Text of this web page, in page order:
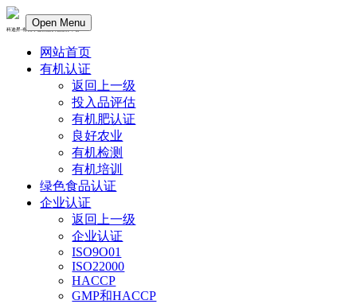
科迪昇-有机绿色食品认证服务平台
Open Menu
网站首页
有机认证
返回上一级
投入品评估
有机肥认证
良好农业
有机检测
有机培训
绿色食品认证
企业认证
返回上一级
企业认证
ISO9O01
ISO22000
HACCP
GMP和HACCP